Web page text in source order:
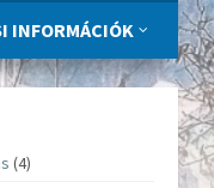
INFORMÁCIÓK
(4)